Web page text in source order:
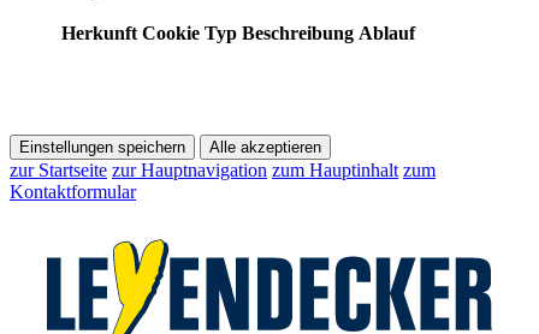
Herkunft Cookie Typ Beschreibung Ablauf
Einstellungen speichern Alle akzeptieren
zur Startseite zur Hauptnavigation zum Hauptinhalt zum
Kontaktformular